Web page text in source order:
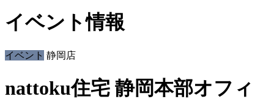
イベント情報
イベント 静岡店
nattoku住宅 静岡本部オフィ